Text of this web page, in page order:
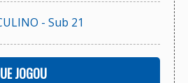
- Sub 21
JOGOU